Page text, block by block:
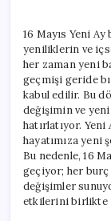
16 Mayıs Yeni
yeniliklerin ve
her zaman yeni
geçmişi geride
kabul edilir. Bu
değişimin ve
hatırlatıyor.
hayatımıza yeni
Bu nedenle, 16
geçiyor; her
değişimler
etkilerini birlikte